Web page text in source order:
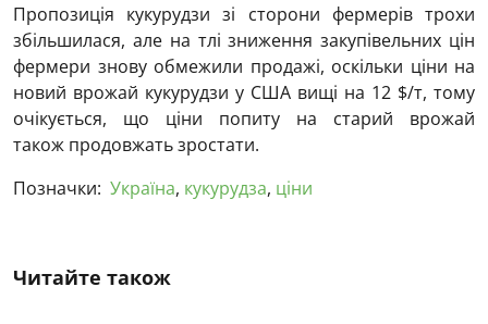
Пропозиція кукурудзи зі сторони фермерів трохи
збільшилася, але на тлі зниження закупівельних цін
фермери знову обмежили продажі, оскільки ціни на
новий врожай кукурудзи у США вищі на 12 $/т, тому
очікується, що ціни попиту на старий врожай
також продовжать зростати.
Позначки: Україна, кукурудза, ціни
Читайте також